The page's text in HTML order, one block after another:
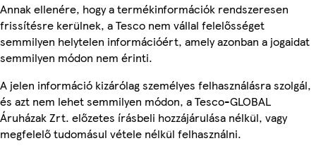
Annak ellenére, hogy a termékinformációk rendszeresen
frissítésre kerülnek, a Tesco nem vállal felelősséget
semmilyen helytelen információért, amely azonban a jogaidat
semmilyen módon nem érinti.
A jelen információ kizárólag személyes felhasználásra szolgál,
és azt nem lehet semmilyen módon, a Tesco-GLOBAL
Áruházak Zrt. előzetes írásbeli hozzájárulása nélkül, vagy
megfelelő tudomásul vétele nélkül felhasználni.